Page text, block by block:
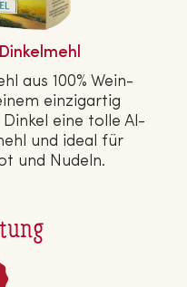
aus 100% Wein­
ein­zig­ar­tig
Dinkel eine tolle Al­
und ideal für
und Nudeln.